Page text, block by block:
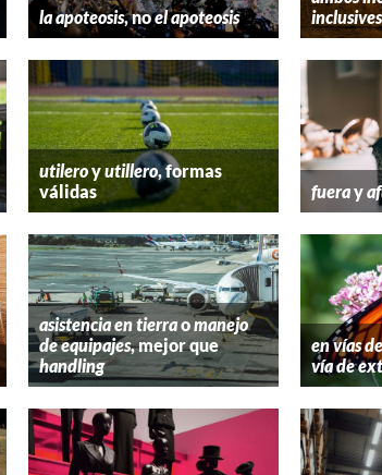
la apoteosis, noel apoteosis
inclusives
utileroyutillero, formas
válidas
fueray
asistencia en tierraomanejo
de equipajes, mejor que
handling
en vías
vía de